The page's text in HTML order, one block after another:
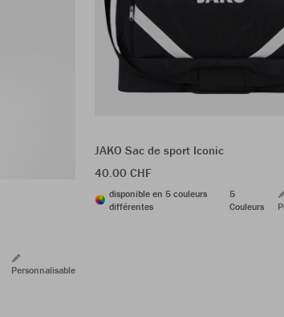
Personnalisable
JAKO Sac de sport Iconic
40.00 CHF
disponible en 5 couleurs
différentes
5
Couleurs